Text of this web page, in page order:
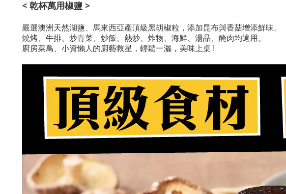
< 乾杯萬用椒鹽 >
嚴選澳洲天然湖鹽、馬來西亞產頂級黑胡椒粒，添加昆布與香菇增添鮮味。
燒烤、牛排、炒青菜、炒飯、熱炒、炸物、海鮮、湯品、醃肉均適用。
廚房菜鳥、小資懶人的廚藝救星，輕鬆一灑，美味上桌 !